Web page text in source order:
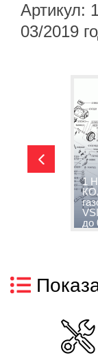
Артикул:
03/2019
1
до